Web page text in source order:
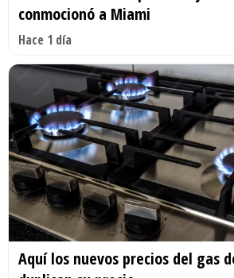
conmocionó a Miami
Hace 1 día
Aquí los nuevos precios del gas